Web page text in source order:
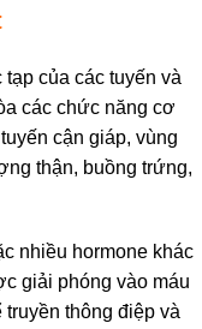
của các tuyến và
các chức năng cơ
cận giáp, vùng
thận, buồng trứng,
nhiều hormone khác
giải phóng vào máu
thông điệp và